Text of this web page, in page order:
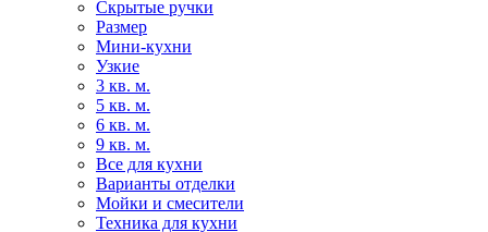
Скрытые ручки
Размер
Мини-кухни
Узкие
3 кв. м.
5 кв. м.
6 кв. м.
9 кв. м.
Все для кухни
Варианты отделки
Мойки и смесители
Техника для кухни